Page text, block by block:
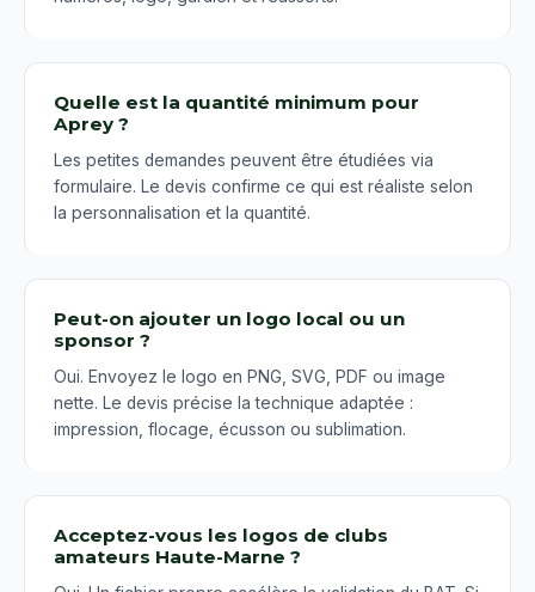
Quelle est la quantité minimum pour
Aprey ?
Les petites demandes peuvent être étudiées via
formulaire. Le devis confirme ce qui est réaliste selon
la personnalisation et la quantité.
Peut-on ajouter un logo local ou un
sponsor ?
Oui. Envoyez le logo en PNG, SVG, PDF ou image
nette. Le devis précise la technique adaptée :
impression, flocage, écusson ou sublimation.
Acceptez-vous les logos de clubs
amateurs Haute-Marne ?